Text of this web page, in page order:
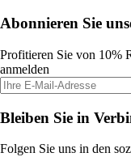
Abonnieren Sie
Profitieren Sie von 10%
anmelden
Bleiben Sie in
Folgen Sie uns in den